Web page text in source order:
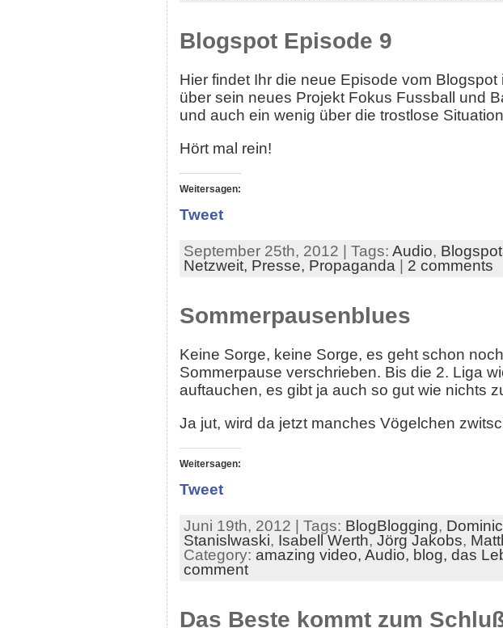
Blogspot Episode 9
Hier findet Ihr die neue Episode vom
über sein neues Projekt Fokus Fussball und
und auch ein wenig über die trostlose
Hört mal rein!
Weitersagen:
Tweet
September 25th, 2012 | Tags: Audio,
Netzweit, Presse, Propaganda | 2 comments
Sommerpausenblues
Keine Sorge, keine Sorge, es geht schon
Sommerpause verschrieben. Bis die 2. Liga
auftauchen, es gibt ja auch so gut wie nichts
Ja jut, wird da jetzt manches Vögelchen
Weitersagen:
Tweet
Juni 19th, 2012 | Tags: BlogBlogging,
Stanislwaski, Isabell Werth,Jörg Jakobs,
Category: amazing video, Audio, blog, das
comment
Das Beste kommt zum